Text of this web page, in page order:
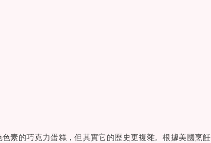
素的巧克力蛋糕，但其實它的歷史更複雜。根據美國烹飪